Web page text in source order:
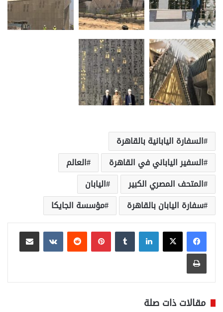
السفارة اليابانية بالقاهرة
السفير الياباني في القاهرة
العالم
المتحف المصري الكبير
اليابان
سفارة اليابان بالقاهرة
مؤسسة الجايكا
لينكدإن بينتيريست
مشاركة عبر البريد
طباعة
مقالات ذات صلة